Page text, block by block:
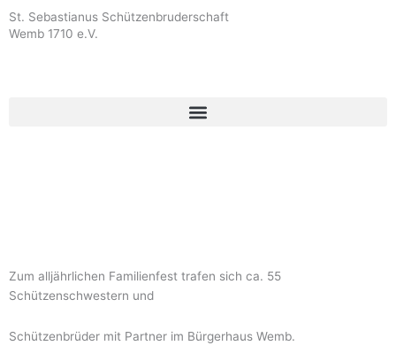
Inhalt
St. Sebastianus Schützenbruderschaft
Wemb 1710 e.V.
Zum alljährlichen Familienfest trafen sich ca. 55
Schützenschwestern und
Schützenbrüder mit Partner im Bürgerhaus Wemb.